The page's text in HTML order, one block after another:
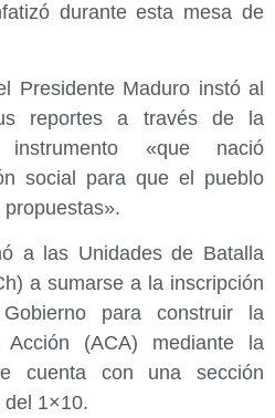
durante esta mesa de
Presidente Maduro instó al
reportes a través de la
instrumento «que nació
social para que el pueblo
a las Unidades de Batalla
a sumarse a la inscripción
para construir la
(ACA) mediante la
cuenta con una sección
del 1×10.